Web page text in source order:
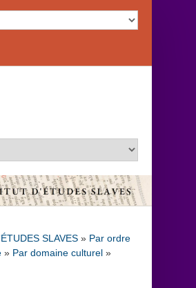
SLAVES » Par ordre
» Par domaine culturel »